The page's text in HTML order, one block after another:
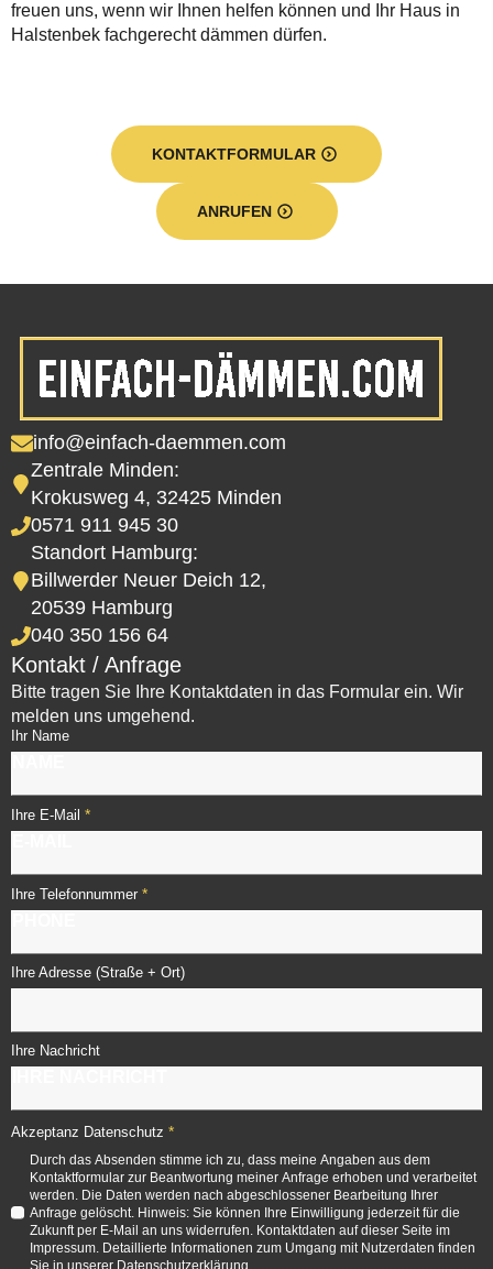
freuen uns, wenn wir Ihnen helfen können und Ihr Haus in
Halstenbek fachgerecht dämmen dürfen.
KONTAKTFORMULAR
ANRUFEN
info@einfach-daemmen.com
Zentrale Minden:
Krokusweg 4, 32425 Minden
0571 911 945 30
Standort Hamburg:
Billwerder Neuer Deich 12,
20539 Hamburg
040 350 156 64
Kontakt / Anfrage
Bitte tragen Sie Ihre Kontaktdaten in das Formular ein. Wir
melden uns umgehend.
Ihr Name
Ihre E-Mail *
Ihre Telefonnummer *
Ihre Adresse (Straße + Ort)
Ihre Nachricht
Akzeptanz Datenschutz *
Durch das Absenden stimme ich zu, dass meine Angaben aus dem
Kontaktformular zur Beantwortung meiner Anfrage erhoben und verarbeitet
werden. Die Daten werden nach abgeschlossener Bearbeitung Ihrer
Anfrage gelöscht. Hinweis: Sie können Ihre Einwilligung jederzeit für die
Zukunft per E-Mail an uns widerrufen. Kontaktdaten auf dieser Seite im
Impressum. Detaillierte Informationen zum Umgang mit Nutzerdaten finden
Sie in unserer Datenschutzerklärung.